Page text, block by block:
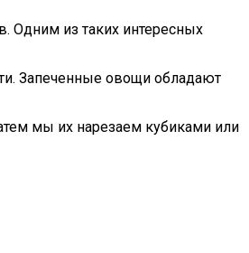
Одним из таких интересных
Запеченные овощи обладают
мы их нарезаем кубиками или